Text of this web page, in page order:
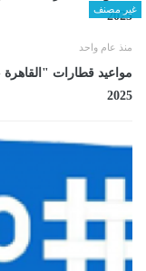
غير مصنف
منذ عام واحد
2025